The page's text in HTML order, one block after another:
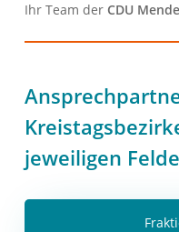
Ihr Team der CDU
jeweiligen